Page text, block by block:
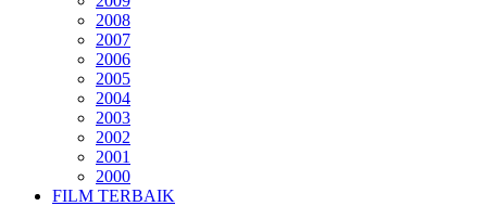
2008
2007
2006
2005
2004
2003
2002
2001
2000
FILM TERBAIK